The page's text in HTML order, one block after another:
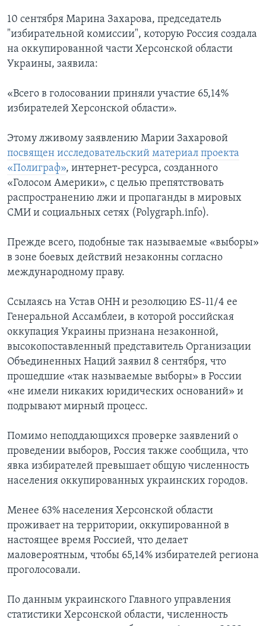
10 сентября Марина Захарова, председатель
"избирательной комиссии", которую Россия создала
на оккупированной части Херсонской области
Украины, заявила:
«Всего в голосовании приняли участие 65,14%
избирателей Херсонской области».
Этому лживому заявлению Марии Захаровой
посвящен исследовательский материал проекта
«Полиграф», интернет-ресурса, созданного
«Голосом Америки», с целью препятствовать
распространению лжи и пропаганды в мировых
СМИ и социальных сетях (Polygraph.info).
Прежде всего, подобные так называемые «выборы»
в зоне боевых действий незаконны согласно
международному праву.
Ссылаясь на Устав ОНН и резолюцию ES-11/4 ее
Генеральной Ассамблеи, в которой российская
оккупация Украины признана незаконной,
высокопоставленный представитель Организации
Объединенных Наций заявил 8 сентября, что
прошедшие «так называемые выборы» в России
«не имели никаких юридических оснований» и
подрывают мирный процесс.
Помимо неподдающихся проверке заявлений о
проведении выборов, Россия также сообщила, что
явка избирателей превышает общую численность
населения оккупированных украинских городов.
Менее 63% населения Херсонской области
проживает на территории, оккупированной в
настоящее время Россией, что делает
маловероятным, чтобы 65,14% избирателей региона
проголосовали.
По данным украинского Главного управления
статистики Херсонской области, численность